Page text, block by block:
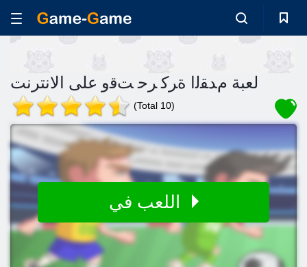
لعبة ﻡﺪﻘﻟﺍ ﺓﺮﻛ ﺮﺣ ﺖﻗﻭ على الانترنت
(Total 10)